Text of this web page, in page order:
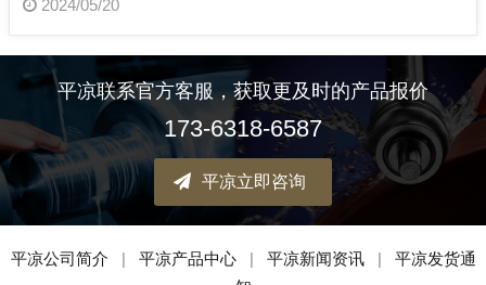
2024/05/20
平凉联系官方客服，获取更及时的产品报价
173-6318-6587
平凉立即咨询
平凉公司简介 | 平凉产品中心 | 平凉新闻资讯 |
平凉发货通